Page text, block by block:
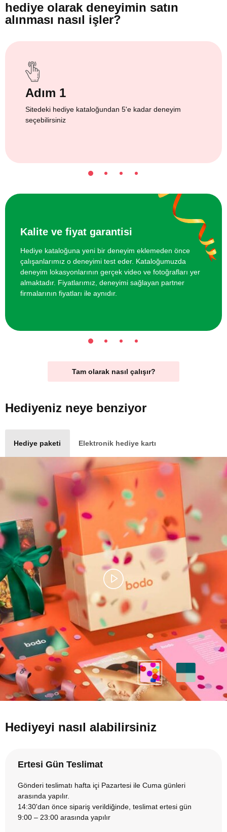
hediye olarak deneyimin satın
alınması nasıl işler?
Adım 1
Sitedeki hediye kataloğundan 5'e kadar deneyim
seçebilirsiniz
Kalite ve fiyat garantisi
Hediye kataloğuna yeni bir deneyim eklemeden önce
çalışanlarımız o deneyimi test eder. Kataloğumuzda
deneyim lokasyonlarının gerçek video ve fotoğrafları yer
almaktadır. Fiyatlarımız, deneyimi sağlayan partner
firmalarının fiyatları ile aynıdır.
Tam olarak nasıl çalışır?
Hediyeniz neye benziyor
Hediye paketi Elektronik hediye kartı
Hediyeyi nasıl alabilirsiniz
Ertesi Gün Teslimat
Gönderi teslimatı hafta içi Pazartesi ile Cuma günleri
arasında yapılır.
14:30'dan önce sipariş verildiğinde, teslimat ertesi gün
9:00 – 23:00 arasında yapılır